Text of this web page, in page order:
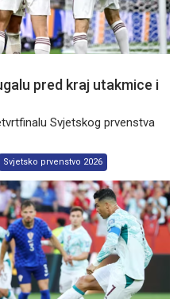
pred kraj utakmice i
Svjetskog prvenstva
Svjetsko prvenstvo 2026